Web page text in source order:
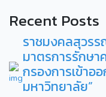
Recent Posts
ราชมงคลสุวร
มาตรการรักษ
กรองการเข้าอ
มหาวิทยาลัย”